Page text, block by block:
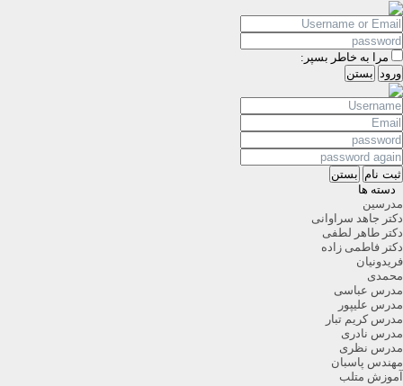
مرا به خاطر بسپر:
ورود بستن
ثبت نام بستن
دسته ها
مدرسین
دکتر جاهد سراوانی
دکتر طاهر لطفی
دکتر فاطمی زاده
فریدونیان
محمدی
مدرس عباسی
مدرس علیپور
مدرس کریم تبار
مدرس نادری
مدرس نظری
مهندس پاسبان
آموزش متلب